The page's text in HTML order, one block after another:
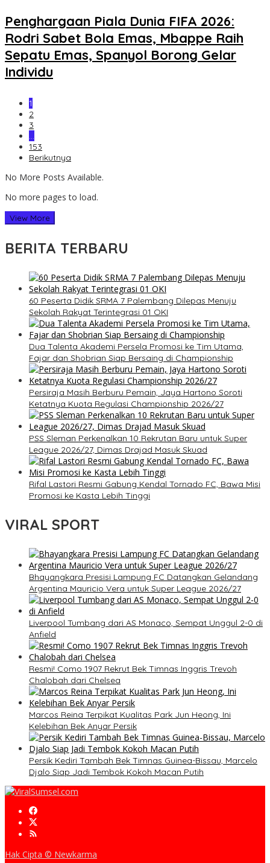
Penghargaan Piala Dunia FIFA 2026:
Rodri Sabet Bola Emas, Mbappe Raih
Sepatu Emas, Spanyol Borong Gelar
Individu
1
2
3
…
153
Berikutnya
No More Posts Available.
No more pages to load.
View More
BERITA TERBARU
60 Peserta Didik SRMA 7 Palembang Dilepas Menuju
Sekolah Rakyat Terintegrasi 01 OKI
Dua Talenta Akademi Persela Promosi ke Tim Utama,
Fajar dan Shobrian Siap Bersaing di Championship
Persiraja Masih Berburu Pemain, Jaya Hartono Soroti
Ketatnya Kuota Regulasi Championship 2026/27
PSS Sleman Perkenalkan 10 Rekrutan Baru untuk Super
League 2026/27, Dimas Drajad Masuk Skuad
Rifal Lastori Resmi Gabung Kendal Tornado FC, Bawa Misi
Promosi ke Kasta Lebih Tinggi
VIRAL SPORT
Bhayangkara Presisi Lampung FC Datangkan Gelandang
Argentina Mauricio Vera untuk Super League 2026/27
Liverpool Tumbang dari AS Monaco, Sempat Unggul 2-0 di
Anfield
Resmi! Como 1907 Rekrut Bek Timnas Inggris Trevoh
Chalobah dari Chelsea
Marcos Reina Terpikat Kualitas Park Jun Heong, Ini
Kelebihan Bek Anyar Persik
Persik Kediri Tambah Bek Timnas Guinea-Bissau, Marcelo
Djalo Siap Jadi Tembok Kokoh Macan Putih
Hak Cipta © Newkarma